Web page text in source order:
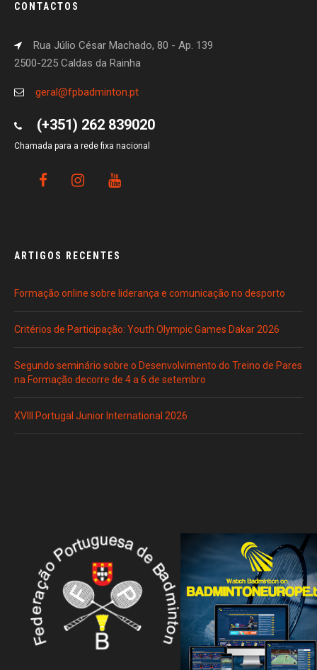
CONTACTOS
Rua Júlio César Machado, 80 - Ap. 139
2500-225 Caldas da Rainha
geral@fpbadminton.pt
(+351) 262 839020
Chamada para a rede fixa nacional
ARTIGOS RECENTES
Formação online sobre liderança e comunicação no desporto
Critérios de Participação: Youth Olympic Games Dakar 2026
Segundo seminário sobre o Desenvolvimento do Treino de Pares
na Formação decorre de 4 a 6 de setembro
XVIII Portugal Junior International 2026